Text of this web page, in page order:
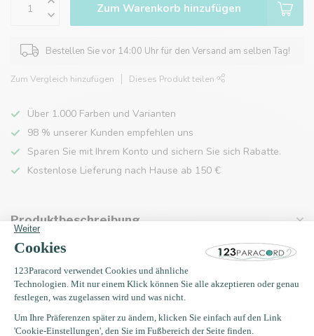
Zum Warenkorb hinzufügen
Bestellen Sie vor 14:00 Uhr für den Versand am selben Tag!
Zum Vergleich hinzufügen Dieses Produkt teilen
Über 1.000 Farben und Varianten
98 % unserer Kunden empfehlen uns
Sparen Sie mit Ihrem Konto und sichern Sie sich Rabatte.
Kostenlose Lieferung nach Hause ab 150 €
Produktbeschreibung
Eigenschaften
Zuletzt angesehen